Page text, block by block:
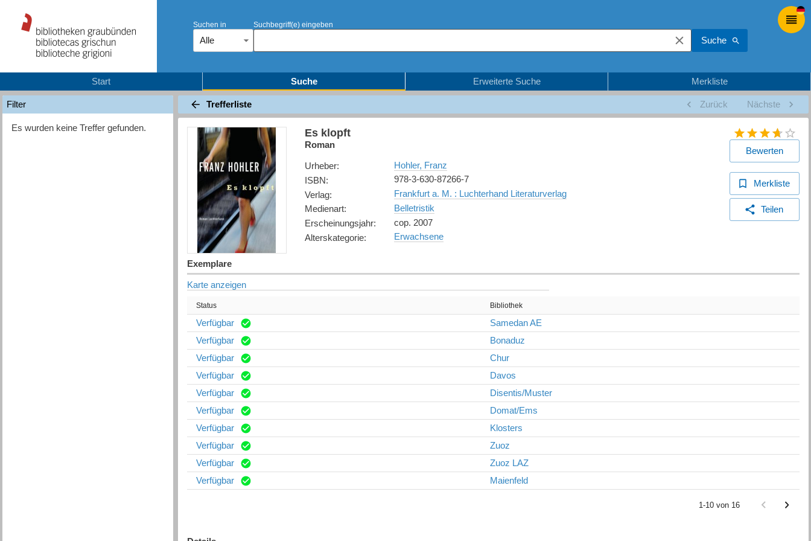
Suchen in
Alle
Suchbegriff(e) eingeben
Suche
Start Suche Erweiterte Suche Merkliste
Filter
Es wurden keine Treffer gefunden.
Trefferliste Zurück Nächste
Es klopft
Roman
Urheber:
Hohler, Franz
ISBN:
978-3-630-87266-7
Verlag:
Frankfurt a. M. : Luchterhand Literaturverlag
Medienart:
Belletristik
Erscheinungsjahr:
cop. 2007
Alterskategorie: Erwachsene
Bewerten
Merkliste
Teilen
Exemplare
Karte anzeigen
Status Bibliothek
Verfügbar
Samedan AE
Verfügbar
Bonaduz
Verfügbar
Chur
Verfügbar
Davos
Verfügbar
Disentis/Muster
Verfügbar
Domat/Ems
Verfügbar
Klosters
Verfügbar
Zuoz
Verfügbar
Zuoz LAZ
Verfügbar
Maienfeld
1-10 von 16